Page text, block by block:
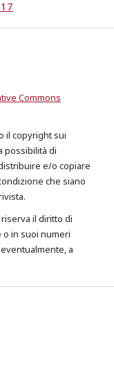
Commons
il copyright sui
possibilità di
e/o copiare
che siano
il diritto di
in suoi numeri
a